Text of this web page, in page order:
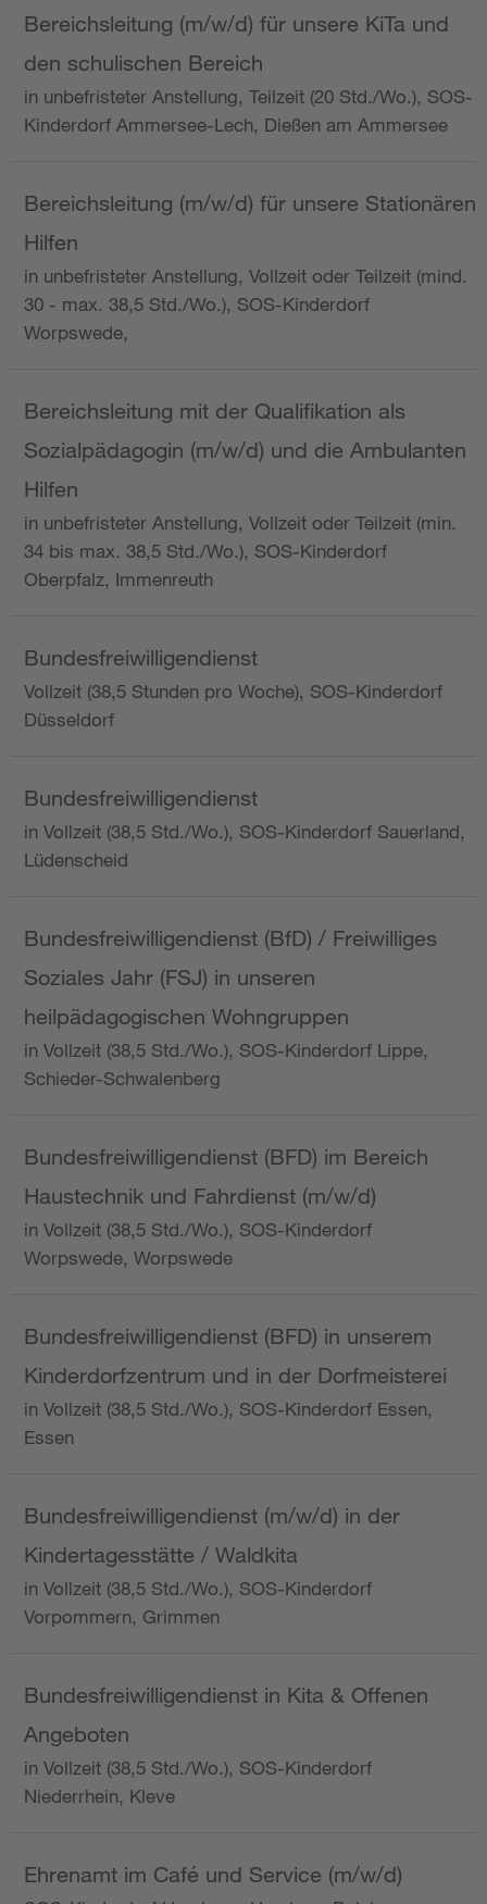
Bereichsleitung (m/w/d) für unsere KiTa und
den schulischen Bereich
in unbefristeter Anstellung, Teilzeit (20 Std./Wo.), SOS-
Kinderdorf Ammersee-Lech, Dießen am Ammersee
Bereichsleitung (m/w/d) für unsere Stationären
Hilfen
in unbefristeter Anstellung, Vollzeit oder Teilzeit (mind.
30 - max. 38,5 Std./Wo.), SOS-Kinderdorf
Worpswede,
Bereichsleitung mit der Qualifikation als
Sozialpädagogin (m/w/d) und die Ambulanten
Hilfen
in unbefristeter Anstellung, Vollzeit oder Teilzeit (min.
34 bis max. 38,5 Std./Wo.), SOS-Kinderdorf
Oberpfalz, Immenreuth
Bundesfreiwilligendienst
Vollzeit (38,5 Stunden pro Woche), SOS-Kinderdorf
Düsseldorf
Bundesfreiwilligendienst
in Vollzeit (38,5 Std./Wo.), SOS-Kinderdorf Sauerland,
Lüdenscheid
Bundesfreiwilligendienst (BfD) / Freiwilliges
Soziales Jahr (FSJ) in unseren
heilpädagogischen Wohngruppen
in Vollzeit (38,5 Std./Wo.), SOS-Kinderdorf Lippe,
Schieder-Schwalenberg
Bundesfreiwilligendienst (BFD) im Bereich
Haustechnik und Fahrdienst (m/w/d)
in Vollzeit (38,5 Std./Wo.), SOS-Kinderdorf
Worpswede, Worpswede
Bundesfreiwilligendienst (BFD) in unserem
Kinderdorfzentrum und in der Dorfmeisterei
in Vollzeit (38,5 Std./Wo.), SOS-Kinderdorf Essen,
Essen
Bundesfreiwilligendienst (m/w/d) in der
Kindertagesstätte / Waldkita
in Vollzeit (38,5 Std./Wo.), SOS-Kinderdorf
Vorpommern, Grimmen
Bundesfreiwilligendienst in Kita & Offenen
Angeboten
in Vollzeit (38,5 Std./Wo.), SOS-Kinderdorf
Niederrhein, Kleve
Ehrenamt im Café und Service (m/w/d)